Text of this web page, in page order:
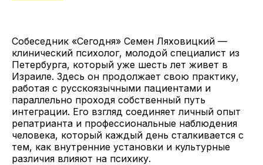
Собеседник «Сегодня» Семен Ляховицкий —
клинический психолог, молодой специалист из
Петербурга, который уже шесть лет живет в
Израиле. Здесь он продолжает свою практику,
работая с русскоязычными пациентами и
параллельно проходя собственный путь
интеграции. Его взгляд соединяет личный опыт
репатрианта и профессиональные наблюдения
человека, который каждый день сталкивается с
тем, как внутренние установки и культурные
различия влияют на психику.